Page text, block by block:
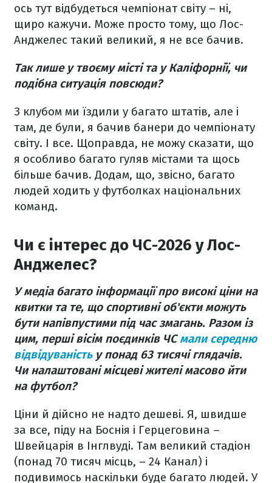
ось тут відбудеться чемпіонат світу – ні,
щиро кажучи. Може просто тому, що Лос-
Анджелес такий великий, я не все бачив.
Так лише у твоєму місті та у Каліфорнії, чи
подібна ситуація повсюди?
З клубом ми їздили у багато штатів, але і
там, де були, я бачив банери до чемпіонату
світу. І все. Щоправда, не можу сказати, що
я особливо багато гуляв містами та щось
більше бачив. Додам, що, звісно, багато
людей ходить у футболках національних
команд.
Чи є інтерес до ЧС-2026 у Лос-
Анджелес?
У медіа багато інформації про високі ціни на
квитки та те, що спортивні об'єкти можуть
бути напівпустими під час змагань. Разом із
цим, перші вісім поєдинків ЧСмали середню
відвідуваністьу понад 63 тисячі глядачів.
Чи налаштовані місцеві жителі масово йти
на футбол?
Ціни й дійсно не надто дешеві. Я, швидше
за все, піду на Боснія і Герцеговина –
Швейцарія в Інглвуді. Там великий стадіон
(понад 70 тисяч місць, – 24 Канал) і
подивимось наскільки буде багато людей. У